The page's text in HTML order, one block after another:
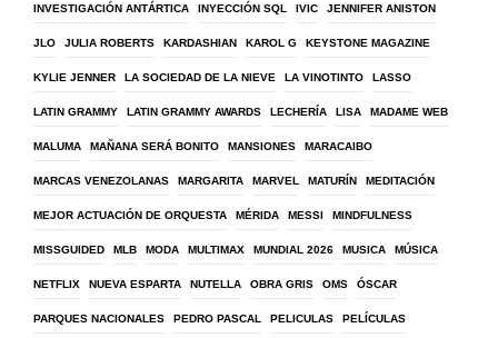
INVESTIGACIÓN ANTÁRTICA INYECCIÓN SQL IVIC JENNIFER ANISTON
JLO JULIA ROBERTS KARDASHIAN KAROL G KEYSTONE MAGAZINE
KYLIE JENNER LA SOCIEDAD DE LA NIEVE LA VINOTINTO LASSO
LATIN GRAMMY LATIN GRAMMY AWARDS LECHERÍA LISA MADAME WEB
MALUMA MAÑANA SERÁ BONITO MANSIONES MARACAIBO
MARCAS VENEZOLANAS MARGARITA MARVEL MATURÍN MEDITACIÓN
MEJOR ACTUACIÓN DE ORQUESTA MÉRIDA MESSI MINDFULNESS
MISSGUIDED MLB MODA MULTIMAX MUNDIAL 2026 MUSICA MÚSICA
NETFLIX NUEVA ESPARTA NUTELLA OBRA GRIS OMS ÓSCAR
PARQUES NACIONALES PEDRO PASCAL PELICULAS PELÍCULAS